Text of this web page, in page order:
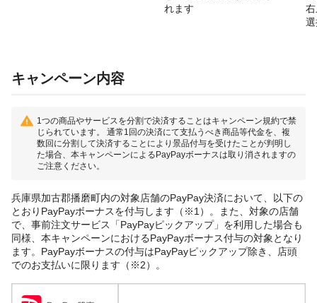
れます
キャンペーン内容
1つの商品やサービスを分割で決済することはキャンペーン規約で禁
じられています。 通常1回の決済にて支払うべき商品等代金を、複
数回に分割して決済することにより景品付与を受けたことが判明し
た場合、本キャンペーンによるPayPayボーナスは取り消されますの
ご注意ください。
兵庫県加古郡播磨町内の対象店舗のPayPay決済において、以下の
とおりPayPayボーナスを付与します（※1）。また、対象の店舗
で、事前注文サービス「PayPayピックアップ」を利用した場合も
同様、本キャンペーンにおけるPayPayボーナス付与の対象となり
ます。PayPayボーナスの付与はPayPayピックアップ除き、店頭
でのお支払いに限ります（※2）。